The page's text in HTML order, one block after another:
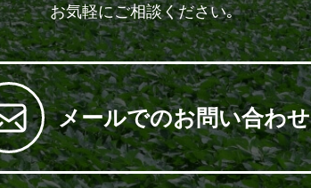
お気軽にご相談ください｡
メールでのお問い合わせ